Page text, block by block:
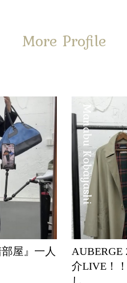
More Profile
屋』一人
Manabu Kobayashi
AUBERGE
介LIVE！